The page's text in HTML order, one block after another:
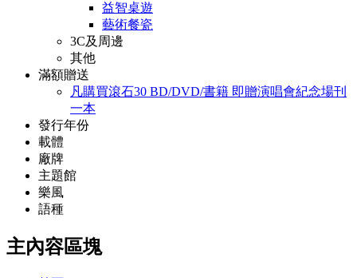
益智桌遊
藝術餐瓷
3C及周邊
其他
滿額贈送
凡購買滾石30 BD/DVD/書籍 即贈演唱會紀念場刊
一本
發行年份
載體
廠牌
主題館
樂風
語種
主內容區塊